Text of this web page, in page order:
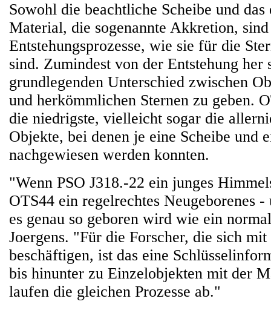
Sowohl die beachtliche Scheibe und
Material, die sogenannte Akkretion,
Entstehungsprozesse, wie sie für die
sind. Zumindest von der Entstehung her
grundlegenden Unterschied zwischen
und herkömmlichen Sternen zu geben.
die niedrigste, vielleicht sogar die
Objekte, bei denen je eine Scheibe und
nachgewiesen werden konnten.
"Wenn PSO J318.-22 ein junges
OTS44 ein regelrechtes Neugeborenes -
es genau so geboren wird wie ein
Joergens. "Für die Forscher, die sich mit
beschäftigen, ist das eine
bis hinunter zu Einzelobjekten mit der
laufen die gleichen Prozesse ab."